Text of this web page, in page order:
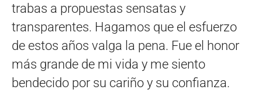
trabas a propuestas sensatas y
transparentes. Hagamos que el esfuerzo
de estos años valga la pena. Fue el honor
más grande de mi vida y me siento
bendecido por su cariño y su confianza.